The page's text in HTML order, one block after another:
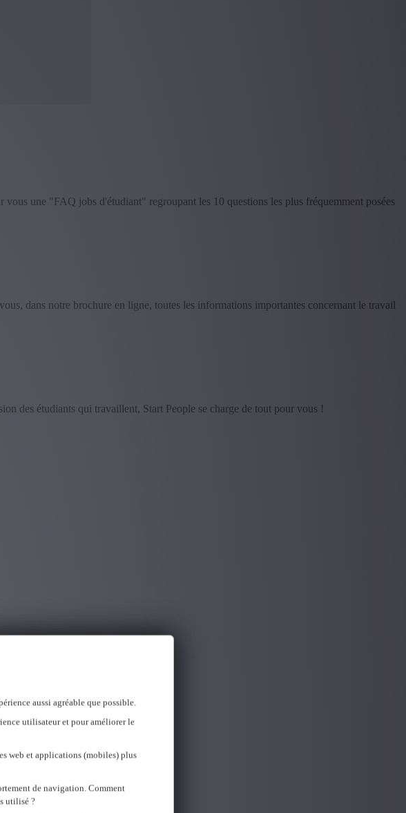
aussi agréable que possible.
utilisateur et pour améliorer le
web et applications (mobiles) plus
de navigation. Comment
utilisé ?
une "FAQ jobs d'étudiant" regroupant les 10 questions les plus fréquemment posées
dans notre brochure en ligne, toutes les informations importantes concernant le travail
des étudiants qui travaillent, Start People se charge de tout pour vous !